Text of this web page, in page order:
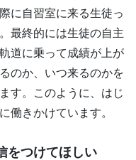
に自習室に来る生徒っ
最終的には生徒の自主
道に乗って成績が上が
のか、いつ来るのかを
す。このように、はじ
働きかけています。
をつけてほしい